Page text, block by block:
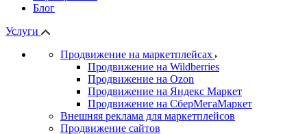
Блог
Услуги
Продвижение на маркетплейсах
Продвижение на Wildberries
Продвижение на Ozon
Продвижение на Яндекс Маркет
Продвижение на СберМегаМаркет
Внешняя реклама для маркетплейсов
Продвижение сайтов